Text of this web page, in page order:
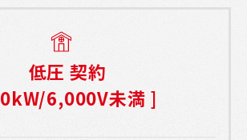
低圧 契約
6,000V未満 ]